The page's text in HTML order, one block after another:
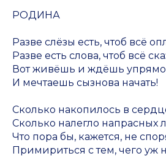
РОДИНА
Разве слёзы есть, чтоб всё
Разве есть слова, чтоб всё
Вот живёшь и ждёшь
И мечтаешь сызнова начать!
Сколько накопилось в
Сколько налегло напрасных
Что пора бы, кажется, не
Примириться с тем, чего уж